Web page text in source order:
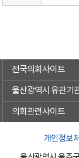
전국의회사이트
울산광역시 유관기
의회관련사이트
개인정보